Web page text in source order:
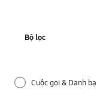
Bộ lọc
Cuộc gọi & Danh bạ